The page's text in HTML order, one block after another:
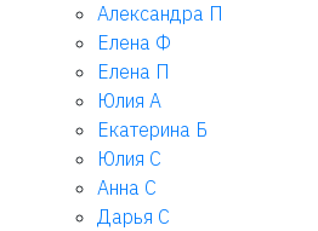
Александра П
Елена Ф
Елена П
Юлия А
Екатерина Б
Юлия С
Анна С
Дарья С